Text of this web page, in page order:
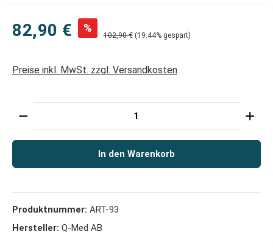
82,90 € %
102,90 € (19.44% gespart)
Preise inkl. MwSt. zzgl. Versandkosten
Produkt Anzahl: Gib den gewünschten Wert ein
In den Warenkorb
Produktnummer: ART-93
Hersteller: Q-Med AB